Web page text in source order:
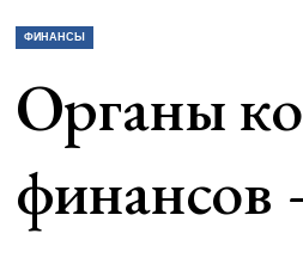
ФИНАНСЫ
Органы